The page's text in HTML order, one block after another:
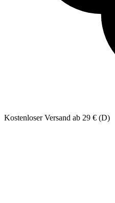
Kostenloser Versand ab 29 € (D)